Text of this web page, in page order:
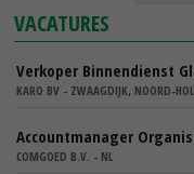
VACATURES
Verkoper Binnendienst
KARO BV - ZWAAGDIJK, NOORD-
Accountmanager
COMGOED B.V. - NL